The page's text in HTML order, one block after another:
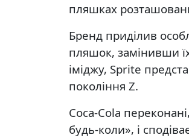
пляшках
Бренд приділив
пляшок, замінивши
іміджу, Sprite
покоління Z.
Coca-Cola
будь-коли», і